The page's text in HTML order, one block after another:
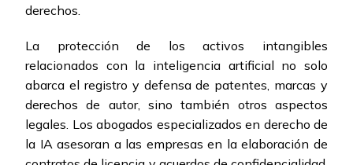
derechos.
La protección de los activos intangibles
relacionados con la inteligencia artificial no solo
abarca el registro y defensa de patentes, marcas y
derechos de autor, sino también otros aspectos
legales. Los abogados especializados en derecho de
la IA asesoran a las empresas en la elaboración de